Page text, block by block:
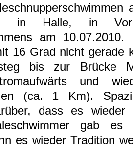
in Halle, in
am
16 Grad nicht gerade
bis zur Brücke
und
(ca. 1 Km).
dass es wieder
gab es
es wieder Tradition